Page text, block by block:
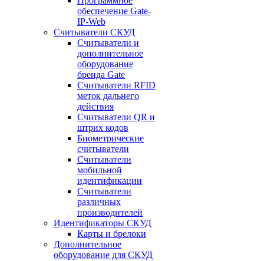
обеспечение Gate-
IP-Web
Считыватели СКУД
Считыватели и
дополнительное
оборудование
бренда Gate
Считыватели RFID
меток дальнего
действия
Считыватели QR и
штрих кодов
Биометрические
считыватели
Считыватели
мобильной
идентификации
Считыватели
различных
производителей
Идентификаторы СКУД
Карты и брелоки
Дополнительное
оборудование для СКУД